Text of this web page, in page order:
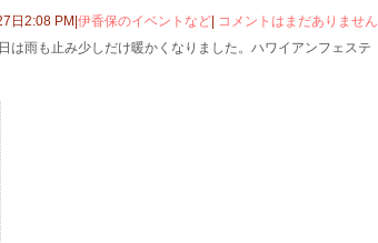
日2:08 PM| 伊香保のイベントなど コメントはまだありません
は雨も止み少しだけ暖かくなりました。ハワイアンフェステ